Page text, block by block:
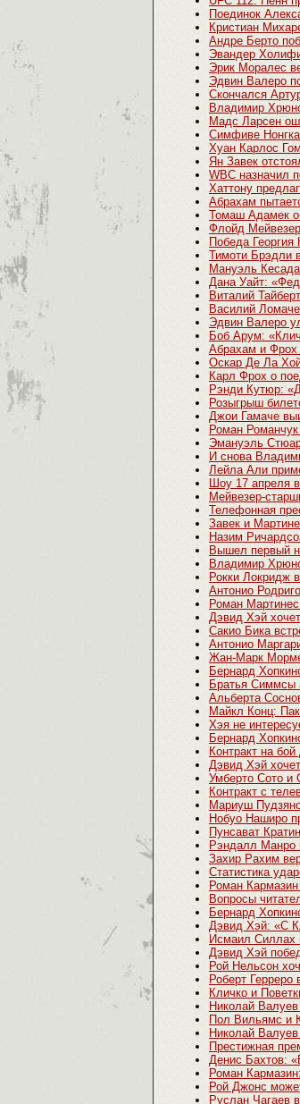
Поединок
Кристиан
Андре Берто
Эвандер
Эрик Моралес
Эдвин Валеро
Скончался
Владимир
Мадс Ларсен
Симфиве
Хуан Карлос
Ян Завек
WBC назначил
Хаттону
Абрахам
Томаш Адамек
Флойд
Победа Георгия
Тимоти Брэдли
Мануэль
Дана Уайт:
Виталий
Василий
Эдвин Валеро
Боб Арум:
Абрахам и Фрох
Оскар Де Ла
Карл Фрох о
Рэнди Кутюр:
Розыгрыш
Джои Гамаче
Роман
Эмануэль
И снова
Лейла Али
Шоу 17 апреля
Мейвезер-
Телефонная
Завек и
Назим
Вышел первый
Владимир
Рокки Локридж
Антонио
Роман
Дэвид Хэй
Cакио Бика
Антонио
Жан-Марк
Бернард
Братья Симмсы
Альберта
Майкл Конц:
Хэя не
Бернард
Контракт на
Дэвид Хэй
Умберто Сото и
Контракт с
Мариуш
Нобуо Наширо
Пунсават
Рэндалл Манро
Захир Рахим
Статистика
Роман Кармазин
Вопросы
Бернард
Дэвид Хэй: «С
Исмаил Силлах
Дэвид Хэй
Рой Нельсон
Роберт Герреро
Кличко и
Николай
Пол Вильямс и
Николай
Престижная
Денис Бахтов:
Роман
Рой Джонс
Руслан Чагаев